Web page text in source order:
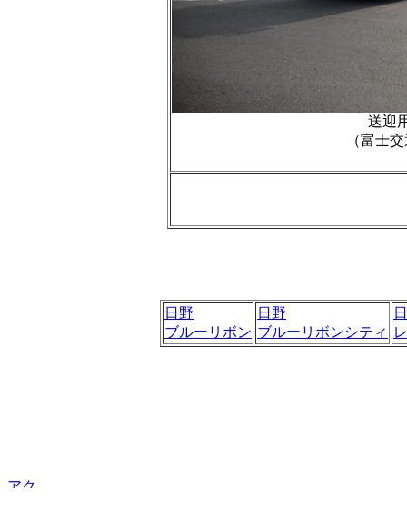
送迎
（富士
日野
ブルーリボン
日野
ブルーリボンシティ